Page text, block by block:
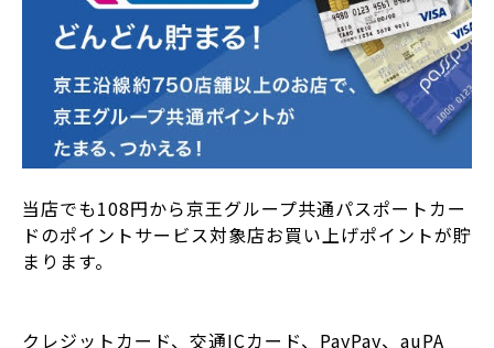
当店でも108円から京王グループ共通パスポートカー
ドのポイントサービス対象店お買い上げポイントが貯
まります。
クレジットカード、交通ICカード、PayPay、auPA